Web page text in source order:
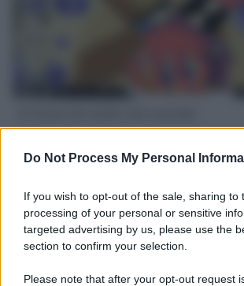
Do Not Process My Personal
If you wish to opt-out of the sale, sharing to
processing of your personal or sensitive
targeted advertising by us, please use the
section to confirm your selection.
Please note that after your opt-out request
Informazione" spiega perché non ci sono mai
scientifiche per togliere i medici non vaccinati
L'omicidio economico dell'Italia: ce lo